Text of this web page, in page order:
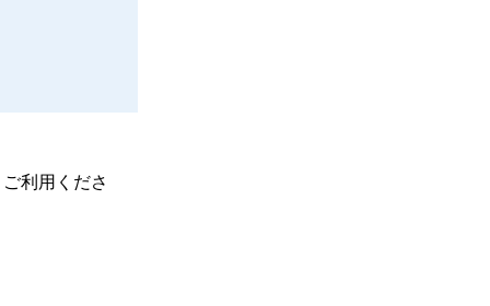
利用くださ